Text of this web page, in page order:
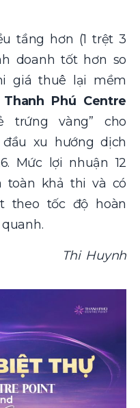
tầng hơn (1 trệt 3
doanh tốt hơn so
giá thuê lại mềm
Thanh Phú Centre
vàng” cho
xu hướng dịch
Mức lợi nhuận 12
toàn khả thi và có
theo tốc độ hoàn
Thi Huynh